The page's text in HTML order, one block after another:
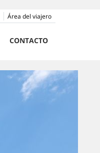
Área del viajero
CONTACTO